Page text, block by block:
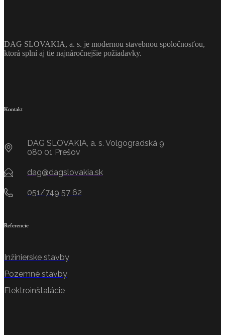
DAG SLOVAKIA, a. s. je modernou stavebnou spoločnosťou,
ktorá splní aj tie najnáročnejšie požiadavky.
Kontakt
DAG SLOVAKIA, a. s. Volgogradská 9
080 01 Prešov
dag@dagslovakia.sk
051/749 57 62
Referencie
Inžinierske stavby
Pozemné stavby
Elektroinštalácie